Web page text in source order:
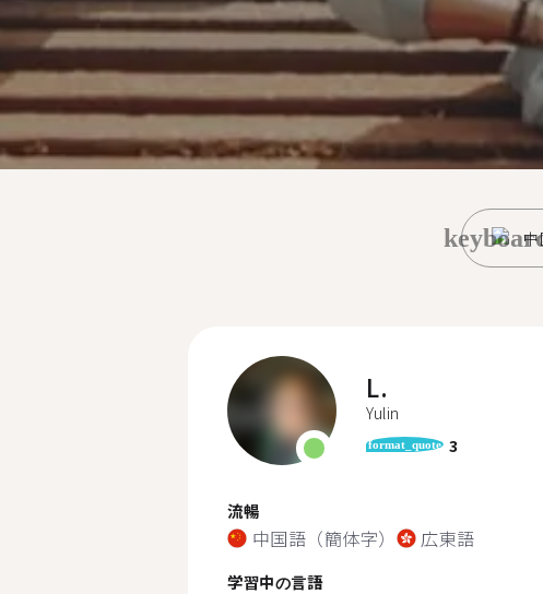
中
L.
Yulin
format_quote 3
流暢
中国語（簡体字） 広東語
学習中の言語